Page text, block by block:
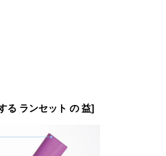
る ランセット の 益]